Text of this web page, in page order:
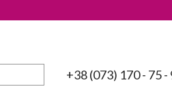
+38 (073) 170 - 75 -